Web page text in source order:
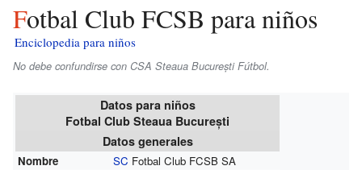
Fotbal Club FCSB para niños
Enciclopedia para niños
No debe confundirse con CSA Steaua București Fútbol.
Datos para niños
Fotbal Club Steaua București
Datos generales
Nombre SC Fotbal Club FCSB SA